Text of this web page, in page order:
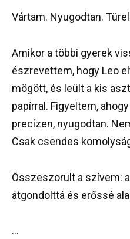
Vártam. Nyugodtan.
Amikor a többi gyerek
észrevettem, hogy Leo
mögött, és leült a kis
papírral. Figyeltem,
precízen, nyugodtan.
Csak csendes
Összeszorult a szívem:
átgondolttá és erőssé
…